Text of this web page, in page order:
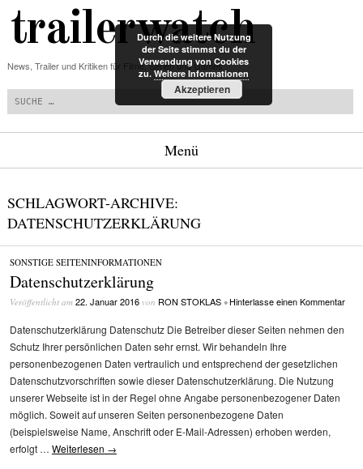
trailerwatch
News, Trailer und Kritiken für Filme, Serien und Games
Menü
SCHLAGWORT-ARCHIVE:
DATENSCHUTZERKLÄRUNG
SONSTIGE SEITENINFORMATIONEN
Datenschutzerklärung
Veröffentlicht am 22. Januar 2016 von RON STOKLAS • Hinterlasse einen Kommentar
Datenschutzerklärung Datenschutz Die Betreiber dieser Seiten nehmen den
Schutz Ihrer persönlichen Daten sehr ernst. Wir behandeln Ihre
personenbezogenen Daten vertraulich und entsprechend der gesetzlichen
Datenschutzvorschriften sowie dieser Datenschutzerklärung. Die Nutzung
unserer Webseite ist in der Regel ohne Angabe personenbezogener Daten
möglich. Soweit auf unseren Seiten personenbezogene Daten
(beispielsweise Name, Anschrift oder E-Mail-Adressen) erhoben werden,
erfolgt … Weiterlesen →
Durch die weitere Nutzung
der Seite stimmst du der
Verwendung von Cookies
zu. Weitere Informationen
Akzeptieren